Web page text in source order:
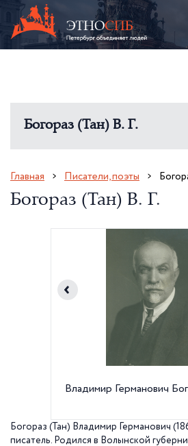
Богораз (Тан) В. Г.
Главная Писатели, поэты
Богораз (Тан) В. Г.
Владимир Германович
Богораз (Тан) Владимир Германович
писатель. Родился в Волынской